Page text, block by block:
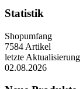
Statistik
Shopumfang
7584 Artikel
letzte Aktualisierung
02.08.2026